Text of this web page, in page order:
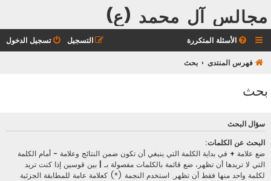
مجالس آل محمد (ع)
الأسئلة المتكررة تسجيل الدخول التسجيل
فهرس المنتدى بحث
بحث
سؤال البحث
البحث عن الكلمات:
ضع علامة + في بداية الكلمة التي ينبغي أن تكون ضمن النتائج وعلامة - أمام الكلمة
التي لا تريدها أن تظهر، ضع قائمة بالكلمات مفصولة بـ
بين قوسين إذا كنت تريد
لكلمة واحد منها فقط أن تظهر. استخدم النجمة (*) كعلامة عامة للمطابقة الجزئية